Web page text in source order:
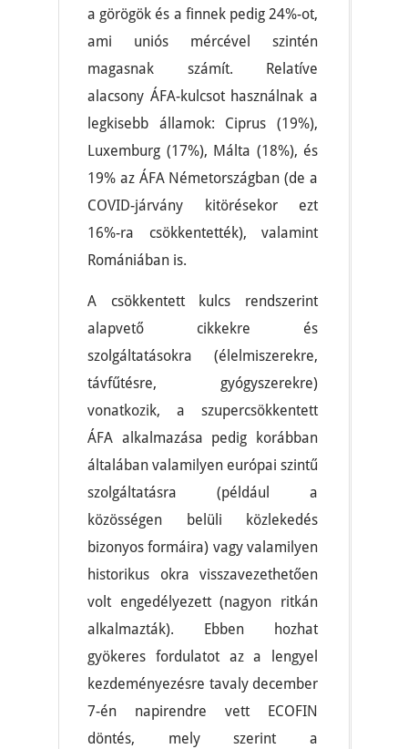
a görögök és a finnek pedig 24%-ot,
ami uniós mércével szintén
magasnak számít. Relatíve
alacsony ÁFA-kulcsot használnak a
legkisebb államok: Ciprus (19%),
Luxemburg (17%), Málta (18%), és
19% az ÁFA Németországban (de a
COVID-járvány kitörésekor ezt
16%-ra csökkentették), valamint
Romániában is.
A csökkentett kulcs rendszerint
alapvető cikkekre és
szolgáltatásokra (élelmiszerekre,
távfűtésre, gyógyszerekre)
vonatkozik, a szupercsökkentett
ÁFA alkalmazása pedig korábban
általában valamilyen európai szintű
szolgáltatásra (például a
közösségen belüli közlekedés
bizonyos formáira) vagy valamilyen
historikus okra visszavezethetően
volt engedélyezett (nagyon ritkán
alkalmazták). Ebben hozhat
gyökeres fordulatot az a lengyel
kezdeményezésre tavaly december
7-én napirendre vett ECOFIN
döntés, mely szerint a